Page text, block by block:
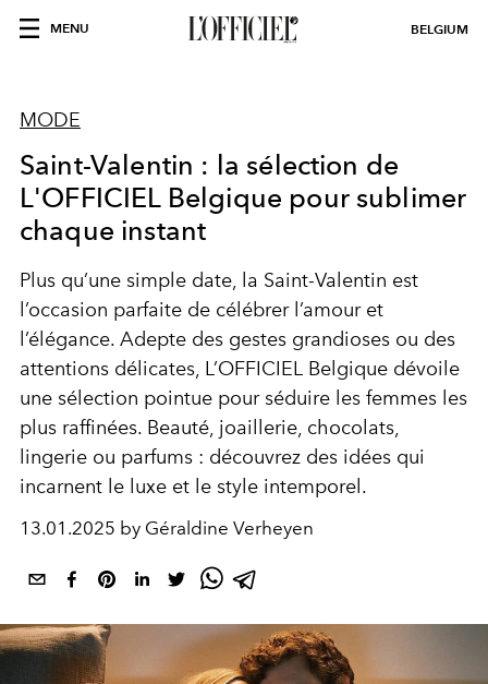
MENU BELGIUM
MODE
Saint-Valentin : la sélection de
L'OFFICIEL Belgique pour sublimer
chaque instant
Plus qu’une simple date, la Saint-Valentin est
l’occasion parfaite de célébrer l’amour et
l’élégance. Adepte des gestes grandioses ou des
attentions délicates, L’OFFICIEL Belgique dévoile
une sélection pointue pour séduire les femmes les
plus raffinées. Beauté, joaillerie, chocolats,
lingerie ou parfums : découvrez des idées qui
incarnent le luxe et le style intemporel.
13.01.2025 by Géraldine Verheyen